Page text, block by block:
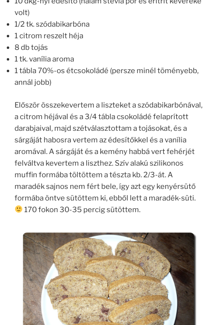
volt)
1/2 tk. szódabikarbóna
1 citrom reszelt héja
8 db tojás
1 tk. vanília aroma
1 tábla 70%-os étcsokoládé (persze minél töményebb,
annál jobb)
Először összekevertem a liszteket a szódabikarbónával,
a citrom héjával és a 3/4 tábla csokoládé felaprított
darabjaival, majd szétválasztottam a tojásokat, és a
sárgáját habosra vertem az édesítőkkel és a vanília
aromával. A sárgáját és a kemény habbá vert fehérjét
felváltva kevertem a liszthez. Szív alakú szilikonos
muffin formába töltöttem a tészta kb. 2/3-át. A
maradék sajnos nem fért bele, így azt egy kenyérsütő
formába öntve sütöttem ki, ebből lett a maradék-süti.
170 fokon 30-35 percig sütöttem.